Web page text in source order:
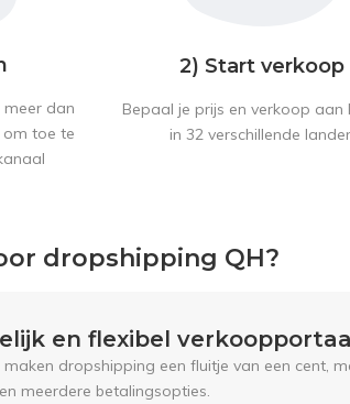
dan
toe te
2) Start verkoop
Bepaal je prijs en verkoop aan
in 32 verschillende
dropshipping QH?
en flexibel verkoopportaal
maken dropshipping een fluitje van een cent,
meerdere betalingsopties.